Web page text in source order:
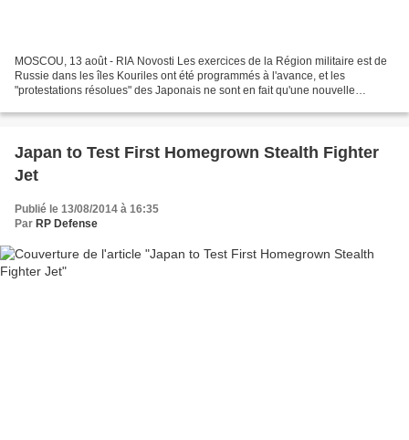
MOSCOU, 13 août - RIA Novosti Les exercices de la Région militaire est de
Russie dans les îles Kouriles ont été programmés à l'avance, et les
"protestations résolues" des Japonais ne sont en fait qu'une nouvelle
Japan to Test First Homegrown Stealth Fighter
Jet
Publié le 13/08/2014 à 16:35
Par RP Defense